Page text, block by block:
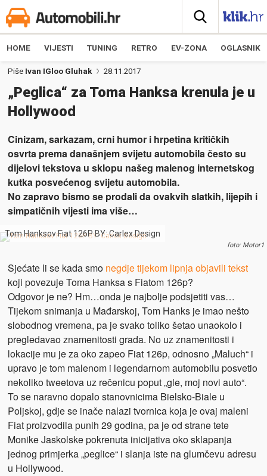
HOME VIJESTI TUNING RETRO EV-ZONA OGLASNIK
Piše Ivan IGloo Gluhak 28.11.2017
„Peglica“ za Toma Hanksa krenula je u
Hollywood
Cinizam, sarkazam, crni humor i hrpetina kritičkih
osvrta prema današnjem svijetu automobila često su
dijelovi tekstova u sklopu našeg malenog internetskog
kutka posvećenog svijetu automobila.
No zapravo bismo se prodali da ovakvih slatkih, lijepih i
simpatičnih vijesti ima više…
Tom Hanksov Fiat 126P BY: Carlex Design
foto: Motor1
Sjećate li se kada smo negdje tijekom lipnja objavili tekst
koji povezuje Toma Hanksa s Fiatom 126p?
Odgovor je ne? Hm…onda je najbolje podsjetiti vas…
Tijekom snimanja u Mađarskoj, Tom Hanks je imao nešto
slobodnog vremena, pa je svako toliko šetao unaokolo i
pregledavao znamenitosti grada. No uz znamenitosti i
lokacije mu je za oko zapeo Fiat 126p, odnosno „Maluch“ i
upravo je tom malenom i legendarnom automobilu posvetio
nekoliko tweetova uz rečenicu poput „gle, moj novi auto“.
To se naravno dopalo stanovnicima Bielsko-Biale u
Poljskoj, gdje se inače nalazi tvornica koja je ovaj maleni
Fiat proizvodila punih 29 godina, pa je od strane tete
Monike Jaskolske pokrenuta inicijativa oko sklapanja
jednog primjerka „peglice“ i slanja iste na glumčevu adresu
u Hollywood.